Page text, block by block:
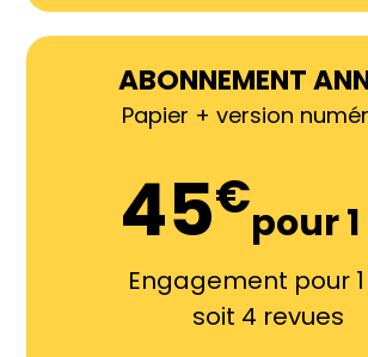
ABONNEMENT
Papier + version
45€pour
Engagement pour
soit 4 revues